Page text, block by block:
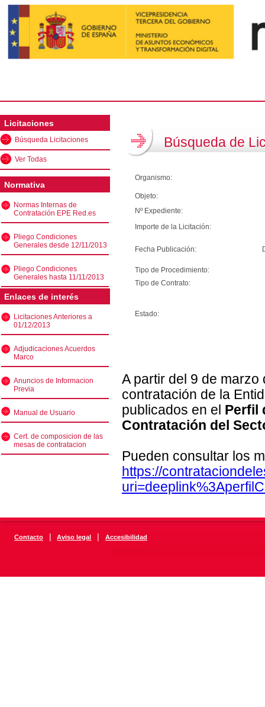
Licitaciones
Búsqueda Licitaciones
Ver Todas
Normativa
Normas Internas de
Contratación EPE Red.es
Pliego Condiciones
Generales desde 12/11/2013
Pliego Condiciones
Generales hasta 11/11/2013
Enlaces de interés
Licitaciones Anteriores a
01/12/2013
Adjudicaciones Acuerdos
Marco
Anuncios de Informacion
Previa
Manual de Usuario
Cert. de composicion de las
mesas de contratacion
Búsqueda de
Organismo:
Objeto:
Nº Expediente:
Importe de la Licitación:
Fecha Publicación:
Tipo de Procedimiento:
Tipo de Contrato:
Estado:
A partir del 9 de
contratación de la
publicados en el Perfil
Contratación del
Pueden consultar los
https://
Contacto | Aviso legal | Accesibilidad